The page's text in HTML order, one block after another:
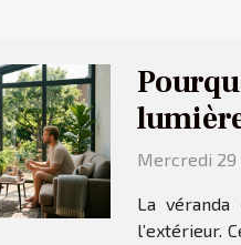
Mercredi 29
La véranda
l’extérieur.